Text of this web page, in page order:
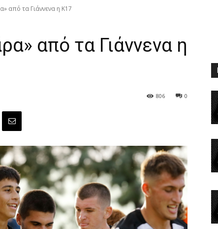
από τα Γιάννενα η Κ17
από τα Γιάννενα η
0
806